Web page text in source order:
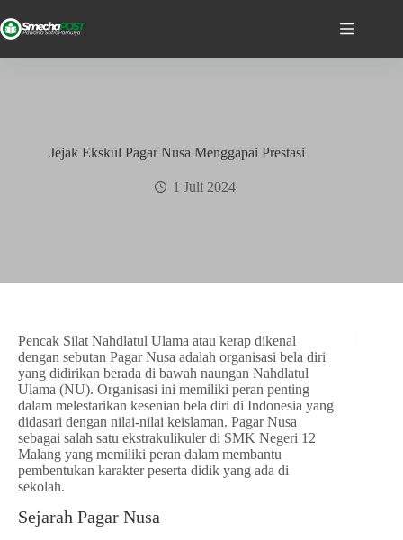
Jejak Ekskul Pagar Nusa Menggapai Prestasi
1 Juli 2024
Pencak Silat Nahdlatul Ulama atau kerap dikenal
dengan sebutan Pagar Nusa adalah organisasi bela diri
yang didirikan berada di bawah naungan Nahdlatul
Ulama (NU). Organisasi ini memiliki peran penting
dalam melestarikan kesenian bela diri di Indonesia yang
didasari dengan nilai-nilai keislaman. Pagar Nusa
sebagai salah satu ekstrakulikuler di SMK Negeri 12
Malang yang memiliki peran dalam membantu
pembentukan karakter peserta didik yang ada di
sekolah.
Sejarah Pagar Nusa